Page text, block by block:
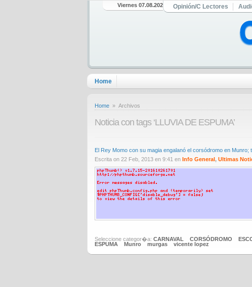
Viernes 07.08.2026 Opinión/C Lectores
Home
Home » Archivos
Noticia con tags ‘LLUVIA DE ESPUMA’
El Rey Momo con su magia engalanó el corsódromo en Munro;
Escrita on 22 Feb, 2013 en 9:41 en Info General, Ultimas
Seleccione categor�a: CARNAVAL CORSÓDROMO
ESPUMA
Munro murgas vicente lopez